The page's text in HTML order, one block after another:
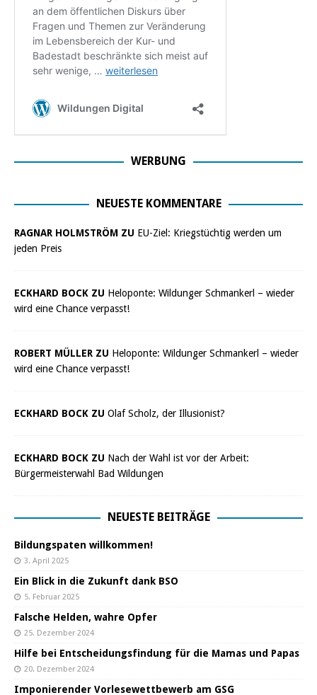
WERBUNG
NEUESTE KOMMENTARE
RAGNAR HOLMSTRÖM ZU EU-Ziel: Kriegstüchtig werden um
jeden Preis
ECKHARD BOCK ZU Heloponte: Wildunger Schmankerl – wieder
wird eine Chance verpasst!
ROBERT MÜLLER ZU Heloponte: Wildunger Schmankerl – wieder
wird eine Chance verpasst!
ECKHARD BOCK ZU Olaf Scholz, der Illusionist?
ECKHARD BOCK ZU Nach der Wahl ist vor der Arbeit:
Bürgermeisterwahl Bad Wildungen
NEUESTE BEITRÄGE
Bildungspaten willkommen!
3. April 2025
Ein Blick in die Zukunft dank BSO
5. Februar 2025
Falsche Helden, wahre Opfer
25. Dezember 2024
Hilfe bei Entscheidungsfindung für die Mamas und Papas
20. Dezember 2024
Imponierender Vorlesewettbewerb am GSG